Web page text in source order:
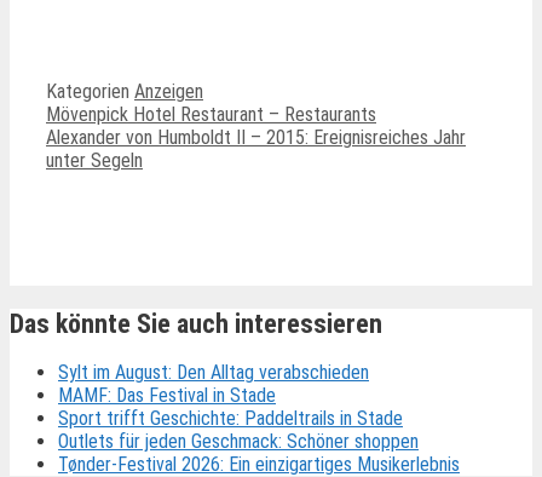
Kategorien Anzeigen
Mövenpick Hotel Restaurant – Restaurants
Alexander von Humboldt II – 2015: Ereignisreiches Jahr
unter Segeln
Das könnte Sie auch interessieren
Sylt im August: Den Alltag verabschieden
MAMF: Das Festival in Stade
Sport trifft Geschichte: Paddeltrails in Stade
Outlets für jeden Geschmack: Schöner shoppen
Tønder-Festival 2026: Ein einzigartiges Musikerlebnis